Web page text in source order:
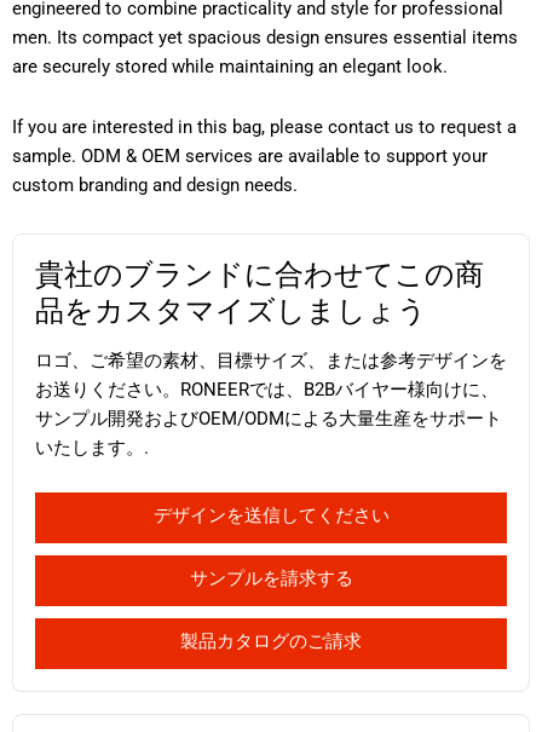
engineered to combine practicality and style for professional
men. Its compact yet spacious design ensures essential items
are securely stored while maintaining an elegant look.
If you are interested in this bag, please contact us to request a
sample. ODM & OEM services are available to support your
custom branding and design needs.
貴社のブランドに合わせてこの商
品をカスタマイズしましょう
ロゴ、ご希望の素材、目標サイズ、または参考デザインを
お送りください。RONEERでは、B2Bバイヤー様向けに、
サンプル開発およびOEM/ODMによる大量生産をサポート
いたします。.
デザインを送信してください
サンプルを請求する
製品カタログのご請求